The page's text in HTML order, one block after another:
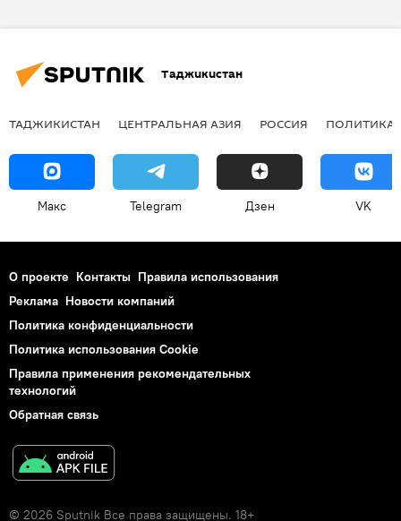
Таджикистан
ТАДЖИКИСТАН ЦЕНТРАЛЬНАЯ АЗИЯ РОССИЯ ПОЛИТИКА
Макс Telegram Дзен VK
О проекте Контакты Правила использования
Реклама Новости компаний
Политика конфиденциальности
Политика использования Cookie
Правила применения рекомендательных
технологий
Обратная связь
© 2026 Sputnik Все права защищены. 18+